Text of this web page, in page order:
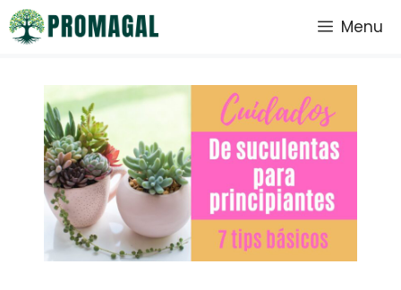
Saltar
al
Menu